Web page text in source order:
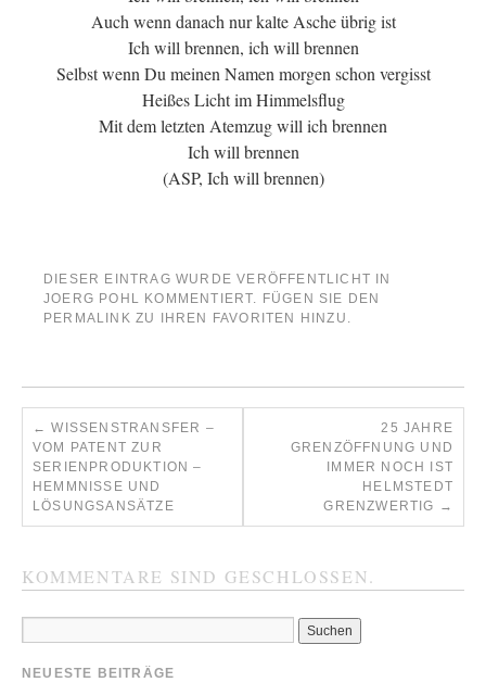
Auch wenn danach nur kalte Asche übrig ist
Ich will brennen, ich will brennen
Selbst wenn Du meinen Namen morgen schon vergisst
Heißes Licht im Himmelsflug
Mit dem letzten Atemzug will ich brennen
Ich will brennen
(ASP, Ich will brennen)
DIESER EINTRAG WURDE VERÖFFENTLICHT IN
JOERG POHL KOMMENTIERT. FÜGEN SIE DEN
PERMALINK ZU IHREN FAVORITEN HINZU.
← WISSENSTRANSFER –
VOM PATENT ZUR
SERIENPRODUKTION –
HEMMNISSE UND
LÖSUNGSANSÄTZE
25 JAHRE
GRENZÖFFNUNG UND
IMMER NOCH IST
HELMSTEDT
GRENZWERTIG →
KOMMENTARE SIND GESCHLOSSEN.
NEUESTE BEITRÄGE